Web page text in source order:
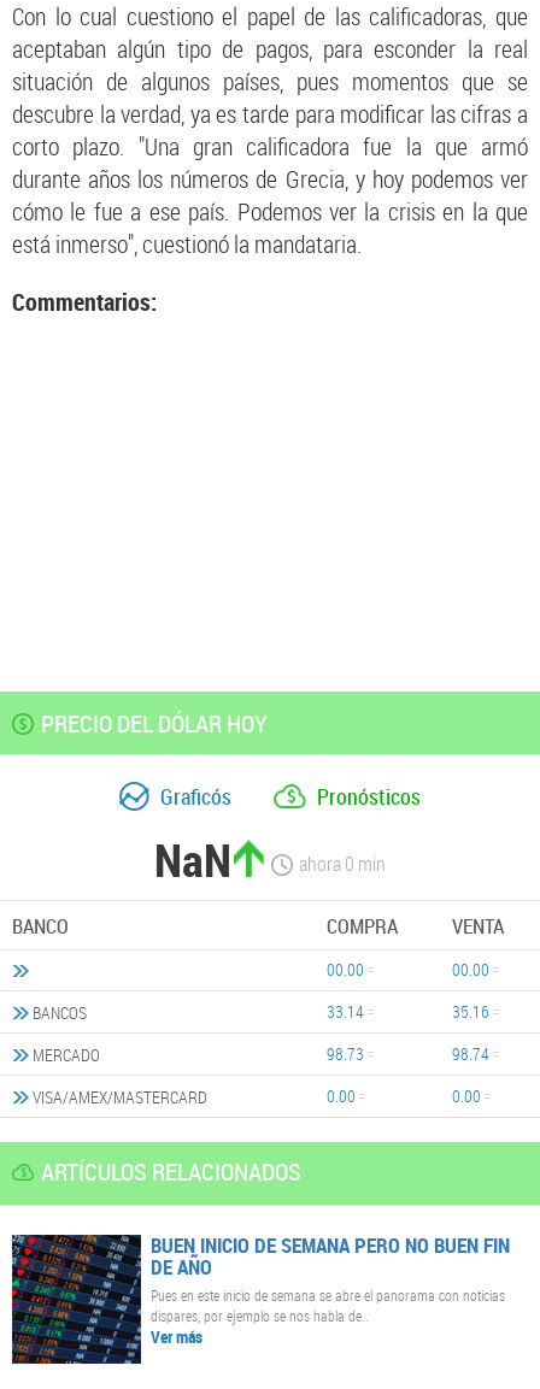
Con lo cual cuestiono el papel de las calificadoras, que
aceptaban algún tipo de pagos, para esconder la real
situación de algunos países, pues momentos que se
descubre la verdad, ya es tarde para modificar las cifras a
corto plazo. "Una gran calificadora fue la que armó
durante años los números de Grecia, y hoy podemos ver
cómo le fue a ese país. Podemos ver la crisis en la que
está inmerso", cuestionó la mandataria.
Commentarios:
PRECIO DEL DÓLAR HOY
Graficós Pronósticos
NaN ahora0 min
BANCO COMPRA VENTA
00.00
00.00
BANCOS
33.14
35.16
MERCADO
98.73
98.74
VISA/AMEX/MASTERCARD
0.00 0.00
ARTÍCULOS RELACIONADOS
BUEN INICIO DE SEMANA PERO NO BUEN FIN
DE AÑO
Pues en este inicio de semana se abre el panorama con noticias
dispares, por ejemplo se nos habla de..
Ver más